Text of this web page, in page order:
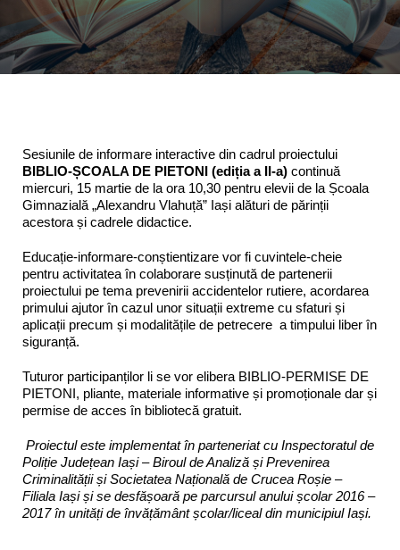
Sesiunile de informare interactive din cadrul proiectului
BIBLIO-ȘCOALA DE PIETONI (ediția a II-a) continuă
miercuri, 15 martie de la ora 10,30 pentru elevii de la Școala
Gimnazială „Alexandru Vlahuță” Iași alături de părinții
acestora și cadrele didactice.
Educație-informare-conștientizare vor fi cuvintele-cheie
pentru activitatea în colaborare susținută de partenerii
proiectului pe tema prevenirii accidentelor rutiere, acordarea
primului ajutor în cazul unor situații extreme cu sfaturi și
aplicații precum și modalitățile de petrecere a timpului liber în
siguranță.
Tuturor participanților li se vor elibera BIBLIO-PERMISE DE
PIETONI, pliante, materiale informative și promoționale dar și
permise de acces în bibliotecă gratuit.
Proiectul este implementat în parteneriat cu Inspectoratul de
Poliție Județean Iași –Biroul de Analiză și Prevenirea
Criminalității și Societatea Națională de Crucea Roșie –
Filiala Iași și se desfășoară pe parcursul anului școlar 2016 –
2017 în unități de învățământ școlar/liceal din municipiul Iași.